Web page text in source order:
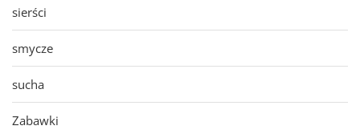
sierści
smycze
sucha
Zabawki